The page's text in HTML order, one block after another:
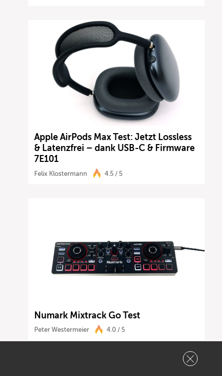
Apple AirPods Max Test: Jetzt Lossless
& Latenzfrei – dank USB-C & Firmware
7E101
Felix Klostermann 4.5 / 5
Numark Mixtrack Go Test
Peter Westermeier 4.0 / 5